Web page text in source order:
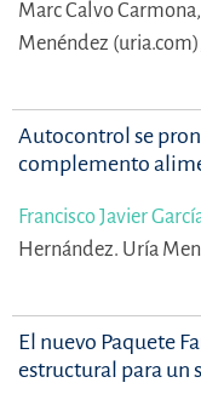
Marc Calvo Carmona,
Menéndez
Autocontrol se
complemento
Francisco Javier
Hernández. Uría
El nuevo Paquete
estructural para un